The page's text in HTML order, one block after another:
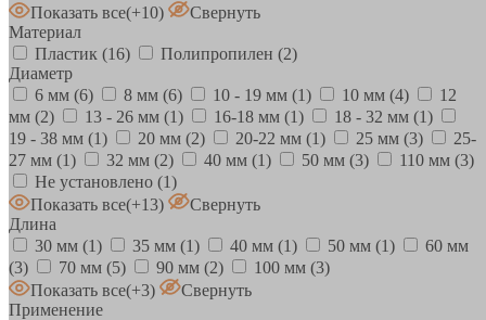
Показать все(+10)
Свернуть
Материал
Пластик (16) Полипропилен (2)
Диаметр
6 мм (6) 8 мм (6) 10 - 19 мм (1) 10 мм (4)
12
мм (2) 13 - 26 мм (1) 16-18 мм (1) 18 - 32 мм (1)
19 - 38 мм (1) 20 мм (2) 20-22 мм (1) 25 мм (3)
25-
27 мм (1) 32 мм (2) 40 мм (1) 50 мм (3) 110 мм (3)
Не установлено (1)
Показать все(+13)
Свернуть
Длина
30 мм (1) 35 мм (1) 40 мм (1) 50 мм (1)
60 мм
(3)
70 мм (5) 90 мм (2) 100 мм (3)
Показать все(+3)
Свернуть
Применение